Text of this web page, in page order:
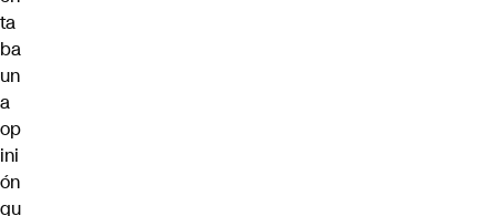
ta
ba
un
a
op
ini
ón
qu